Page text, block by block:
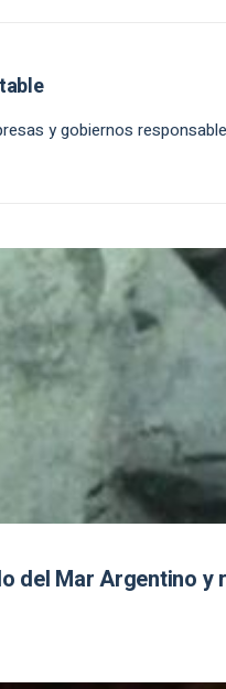
y gobiernos
del Mar Argentino